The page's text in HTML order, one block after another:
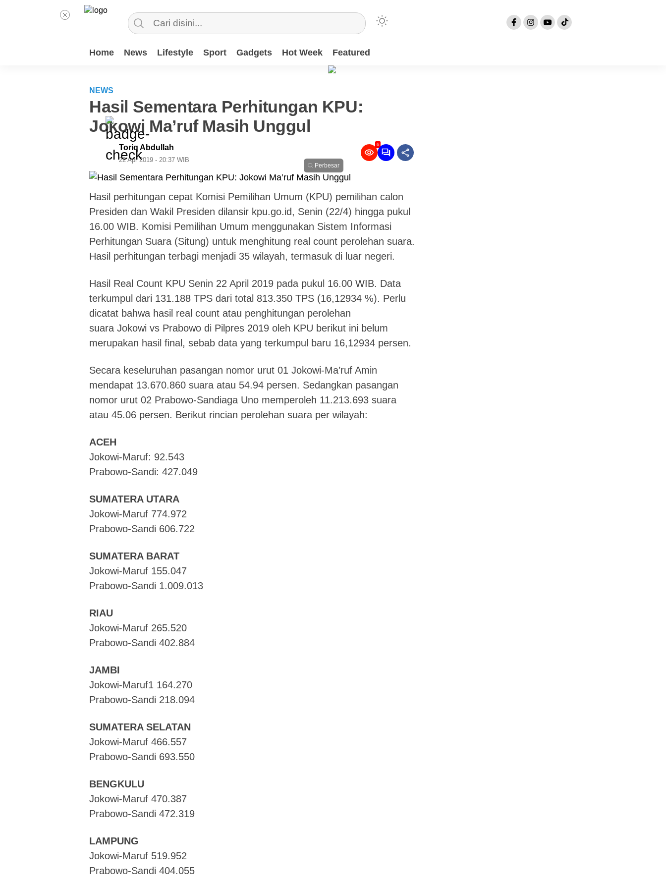
Home News Lifestyle Sport Gadgets Hot Week Featured
NEWS
Hasil Sementara Perhitungan KPU:
Jokowi Ma’ruf Masih Unggul
Toriq Abdullah
22 Apr 2019 - 20:37 WIB
6
Perbesar
Hasil perhitungan cepat Komisi Pemilihan Umum (KPU) pemilihan calon
Presiden dan Wakil Presiden dilansir kpu.go.id, Senin (22/4) hingga pukul
16.00 WIB. Komisi Pemilihan Umum menggunakan Sistem Informasi
Perhitungan Suara (Situng) untuk menghitung real count perolehan suara.
Hasil perhitungan terbagi menjadi 35 wilayah, termasuk di luar negeri.
Hasil Real Count KPU Senin 22 April 2019 pada pukul 16.00 WIB. Data
terkumpul dari 131.188 TPS dari total 813.350 TPS (16,12934 %). Perlu
dicatat bahwa hasil real count atau penghitungan perolehan
suara Jokowi vs Prabowo di Pilpres 2019 oleh KPU berikut ini belum
merupakan hasil final, sebab data yang terkumpul baru 16,12934 persen.
Secara keseluruhan pasangan nomor urut 01 Jokowi-Ma’ruf Amin
mendapat 13.670.860 suara atau 54.94 persen. Sedangkan pasangan
nomor urut 02 Prabowo-Sandiaga Uno memperoleh 11.213.693 suara
atau 45.06 persen. Berikut rincian perolehan suara per wilayah:
ACEH
Jokowi-Maruf: 92.543
Prabowo-Sandi: 427.049
SUMATERA UTARA
Jokowi-Maruf 774.972
Prabowo-Sandi 606.722
SUMATERA BARAT
Jokowi-Maruf 155.047
Prabowo-Sandi 1.009.013
RIAU
Jokowi-Maruf 265.520
Prabowo-Sandi 402.884
JAMBI
Jokowi-Maruf1 164.270
Prabowo-Sandi 218.094
SUMATERA SELATAN
Jokowi-Maruf 466.557
Prabowo-Sandi 693.550
BENGKULU
Jokowi-Maruf 470.387
Prabowo-Sandi 472.319
LAMPUNG
Jokowi-Maruf 519.952
Prabowo-Sandi 404.055